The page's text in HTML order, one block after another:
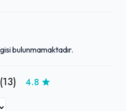
işletme, konuklarına
bulunmamaktadır.
4.8